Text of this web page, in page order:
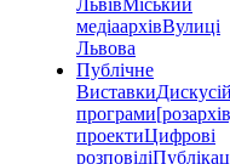
ЛьвівМіський
медіаархівВулиці
Львова
Публічне
Виставки
програми
проектиЦифрові
розповіді